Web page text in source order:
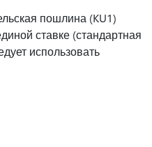
пошлина (KU1)
ставке (стандартная
использовать